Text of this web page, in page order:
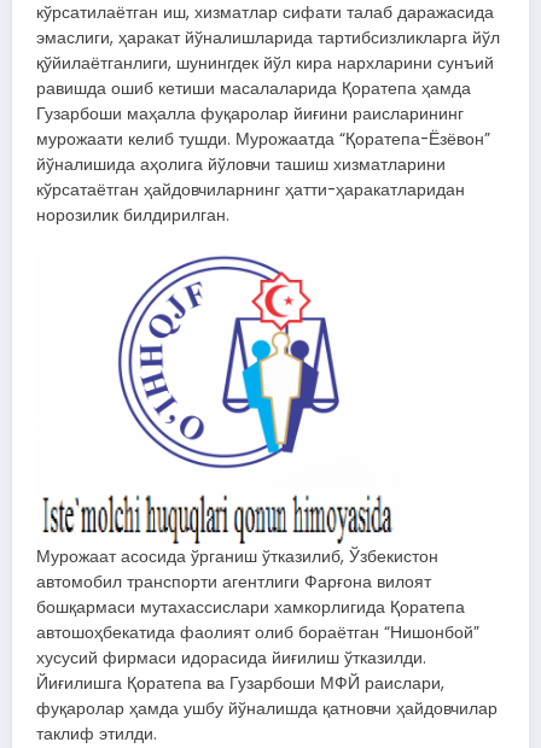
кўрсатилаётган иш, хизматлар сифати талаб даражасида
эмаслиги, ҳаракат йўналишларида тартибсизликларга йўл
қўйилаётганлиги, шунингдек йўл кира нархларини сунъий
равишда ошиб кетиши масалаларида Қоратепа ҳамда
Гузарбоши маҳалла фуқаролар йиғини раисларининг
мурожаати келиб тушди. Мурожаатда “Қоратепа-Ёзёвон”
йўналишида аҳолига йўловчи ташиш хизматларини
кўрсатаётган ҳайдовчиларнинг ҳатти-ҳаракатларидан
норозилик билдирилган.
Мурожаат асосида ўрганиш ўтказилиб, Ўзбекистон
автомобил транспорти агентлиги Фарғона вилоят
бошқармаси мутахассислари хамкорлигида Қоратепа
автошоҳбекатида фаолият олиб бораётган “Нишонбой”
хусусий фирмаси идорасида йиғилиш ўтказилди.
Йиғилишга Қоратепа ва Гузарбоши МФЙ раислари,
фуқаролар ҳамда ушбу йўналишда қатновчи ҳайдовчилар
таклиф этилди.